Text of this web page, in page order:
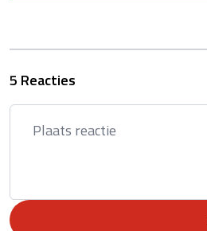
5 Reacties